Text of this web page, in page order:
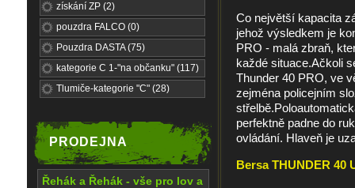
získání ZP (2)
pouzdra FALCO (0)
Pouzdra DASTA (75)
kategorie C 1-"na občanku" (117)
Tlumiče-kategorie "C" (28)
PRODEJNA
Řehák a Řehák - vše pro lov a
Co největší kapacita
jehož výsledkem je
PRO - malá zbraň,
každé situace.Ačkoli
Thunder 40 PRO, ve
zejména policejním
perfektně padne do
ovládání. Hlaveň je
Bersa THUNDER 40